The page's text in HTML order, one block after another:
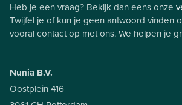
Heb je een vraag? Bekijk dan eens onze
Twijfel je of kun je geen antwoord vinden
vooral contact op met ons. We helpen je
Nunia B.V.
Oostplein 416